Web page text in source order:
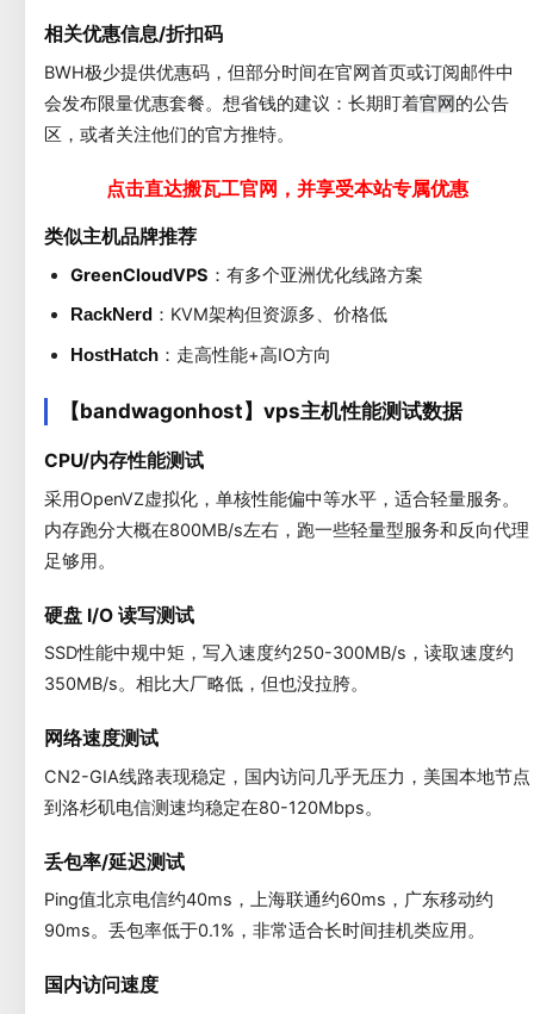
相关优惠信息/折扣码
BWH极少提供优惠码，但部分时间在官网首页或订阅邮件中
会发布限量优惠套餐。想省钱的建议：长期盯着官网 的公告
区，或者关注他们的官方推特。
点击直达搬瓦工官网，并享受本站专属优惠
类似主机品牌推荐
GreenCloudVPS ：有多个亚洲优化线路方案
RackNerd ：KVM架构但资源多、价格低
HostHatch：走高性能+高IO方向
【bandwagonhost】vps主机性能测试数据
CPU/内存性能测试
采用OpenVZ虚拟化，单核性能偏中等水平，适合轻量服务。
内存跑分大概在800MB/s左右，跑一些轻量型服务和反向代理
足够用。
硬盘 I/O 读写测试
SSD性能中规中矩，写入速度约250-300MB/s，读取速度约
350MB/s。相比大厂略低，但也没拉胯。
网络速度测试
CN2-GIA线路表现稳定，国内访问几乎无压力，美国本地节点
到洛杉矶电信测速均稳定在80-120Mbps。
丢包率/延迟测试
Ping值北京电信约40ms，上海联通约60ms，广东移动约
90ms。丢包率低于0.1%，非常适合长时间挂机类应用。
国内访问速度